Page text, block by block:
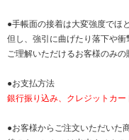
●手帳面の接着は大変強度でほ
但し、強引に曲げたり落下や
ご理解いただけるお客様のみの
●お支払方法
銀行振り込み、クレジットカー
●お客様からご注文いただいた